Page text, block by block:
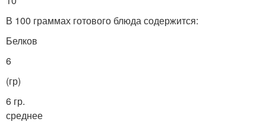
В 100 граммах готового блюда содержится:
Белков
6
(гр)
6 гр.
среднее